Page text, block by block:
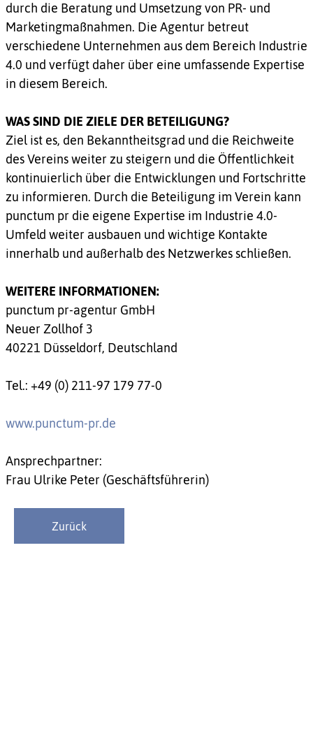
durch die Beratung und Umsetzung von PR- und
Marketingmaßnahmen. Die Agentur betreut
verschiedene Unternehmen aus dem Bereich Industrie
4.0 und verfügt daher über eine umfassende Expertise
in diesem Bereich.
WAS SIND DIE ZIELE DER BETEILIGUNG?
Ziel ist es, den Bekanntheitsgrad und die Reichweite
des Vereins weiter zu steigern und die Öffentlichkeit
kontinuierlich über die Entwicklungen und Fortschritte
zu informieren. Durch die Beteiligung im Verein kann
punctum pr die eigene Expertise im Industrie 4.0-
Umfeld weiter ausbauen und wichtige Kontakte
innerhalb und außerhalb des Netzwerkes schließen.
WEITERE INFORMATIONEN:
punctum pr-agentur GmbH
Neuer Zollhof 3
40221 Düsseldorf, Deutschland
Tel.: +49 (0) 211-97 179 77-0
www.punctum-pr.de
Ansprechpartner:
Frau Ulrike Peter (Geschäftsführerin)
Zurück